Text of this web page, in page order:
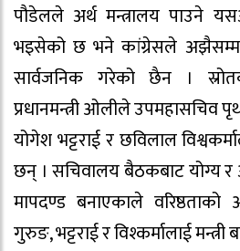
पौडेलले अर्थ मन्त्रालय पाउने
भइसेको छ भने कांग्रेसले अझैसम्म
सार्वजनिक गरेको छैन ।
प्रधानमन्त्री ओलीले उपमहासचिव
योगेश भट्टराई र छविलाल
छन् । सचिवालय बैठकबाट योग्य र
मापदण्ड बनाएकाले
गुरुङ, भट्टराई र विश्कर्मालाई